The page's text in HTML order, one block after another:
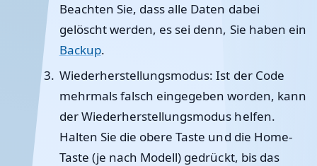
Beachten Sie, dass alle Daten dabei
gelöscht werden, es sei denn, Sie haben ein
Backup.
Wiederherstellungsmodus: Ist der Code
mehrmals falsch eingegeben worden, kann
der Wiederherstellungsmodus helfen.
Halten Sie die obere Taste und die Home-
Taste (je nach Modell) gedrückt, bis das